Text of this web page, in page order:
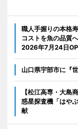
職人手握りの本格
コストを魚の品質
2026年7月24日
山口県宇部市に『
【松江高専・大島
惑星探査機「はや
献